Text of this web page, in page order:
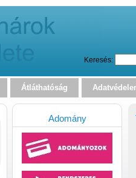
Keresés:
Átláthatóság
Adomány